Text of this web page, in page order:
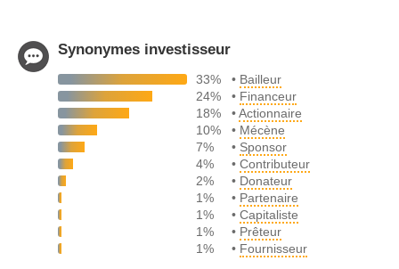
Synonymes investisseur
33% • Bailleur
24%
• Financeur
18%
•Actionnaire
10%
• Mécène
7%
• Sponsor
4%
•Contributeur
2%
• Donateur
1%
• Partenaire
1%
•Capitaliste
1%
• Prêteur
1%
• Fournisseur